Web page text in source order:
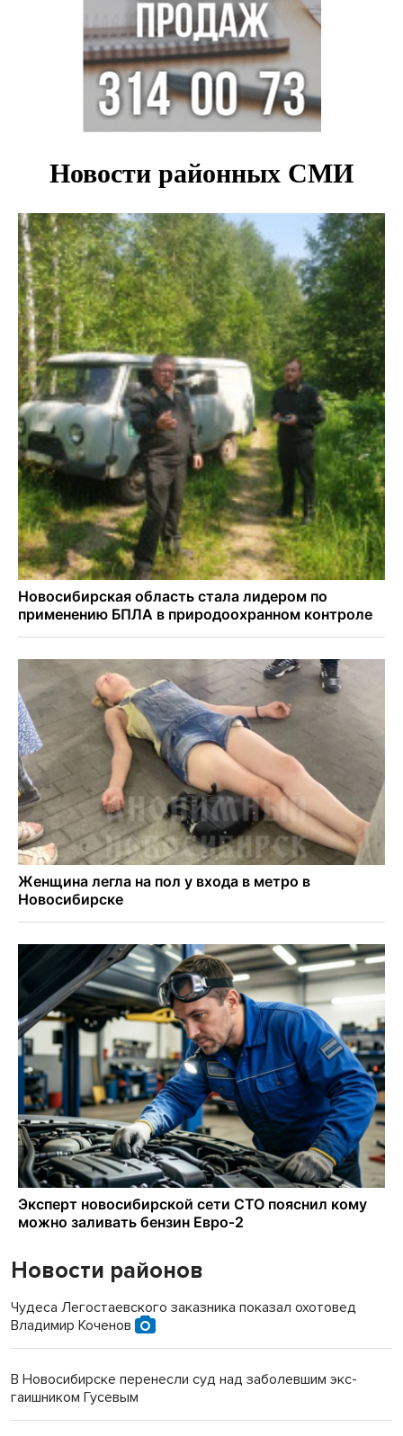
Новости районов
Чудеса Легостаевского заказника показал охотовед
Владимир Коченов
В Новосибирске перенесли суд над заболевшим экс-
гаишником Гусевым